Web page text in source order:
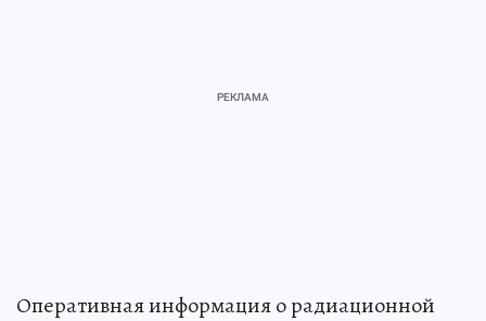
Оперативная информация о радиационной